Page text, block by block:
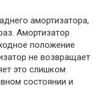
амортизатора,
Амортизатор
положение
не возвращает
это слишком
состоянии и